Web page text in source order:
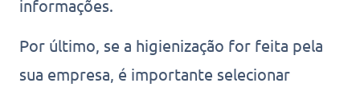
informações.
Por último, se a higienização for feita pela
sua empresa, é importante selecionar